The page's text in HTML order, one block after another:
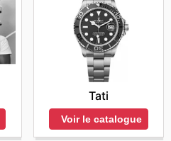
Tati
Voir le catalogue